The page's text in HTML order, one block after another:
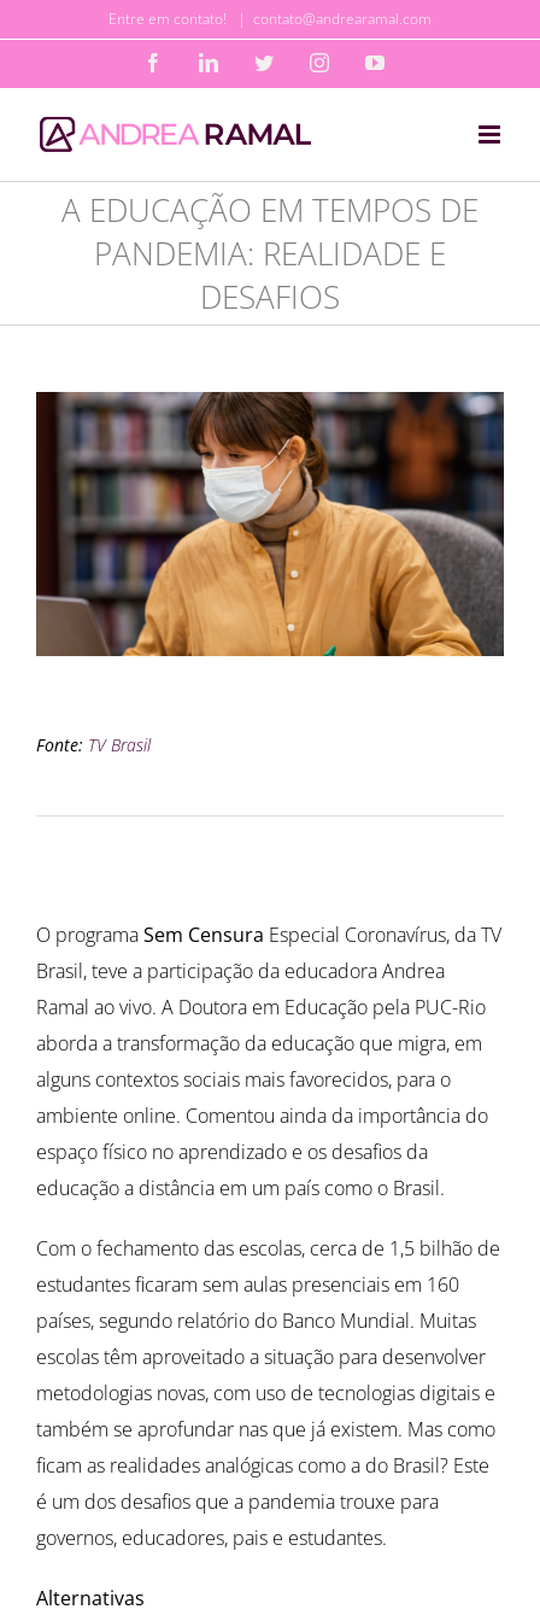
o
conteúdo
Entre em contato! | contato@andrearamal.com
FacebookLinkedInTwitterInstagramYouTube
A EDUCAÇÃO EM TEMPOS DE
PANDEMIA: REALIDADE E
DESAFIOS
Fonte: TV Brasil
O programaSem Censura Especial Coronavírus, da TV
Brasil, teve a participação da educadora Andrea
Ramal ao vivo. A Doutora em Educação pela PUC-Rio
aborda a transformação da educação que migra, em
alguns contextos sociais mais favorecidos, para o
ambiente online. Comentou ainda da importância do
espaço físico no aprendizado e os desafios da
educação a distância em um país como o Brasil.
Com o fechamento das escolas, cerca de 1,5 bilhão de
estudantes ficaram sem aulas presenciais em 160
países, segundo relatório do Banco Mundial. Muitas
escolas têm aproveitado a situação para desenvolver
metodologias novas, com uso de tecnologias digitais e
também se aprofundar nas que já existem. Mas como
ficam as realidades analógicas como a do Brasil? Este
é um dos desafios que a pandemia trouxe para
governos, educadores, pais e estudantes.
Alternativas